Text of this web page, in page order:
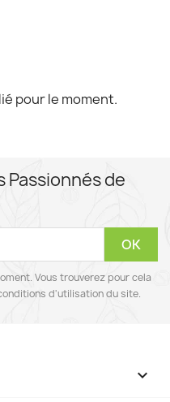
pour le moment.
Passionnés de
Vous trouverez pour cela
d'utilisation du site.
